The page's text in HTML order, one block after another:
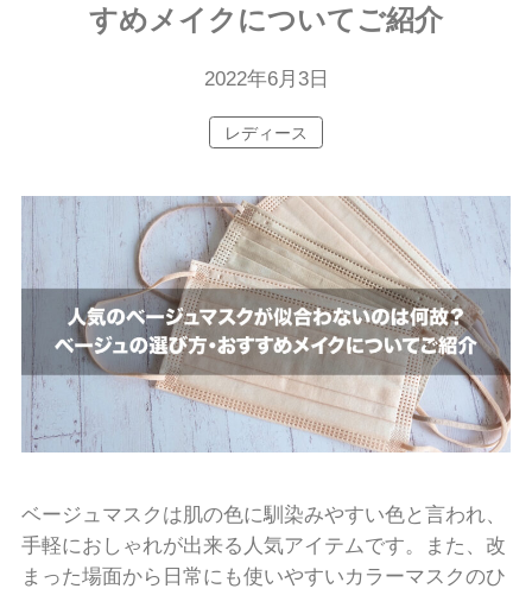
すめメイクについてご紹介
2022年6月3日
レディース
ベージュマスクは肌の色に馴染みやすい色と言われ、
手軽におしゃれが出来る人気アイテムです。また、改
まった場面から日常にも使いやすいカラーマスクのひ